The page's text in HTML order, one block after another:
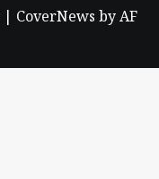
| CoverNews by AF